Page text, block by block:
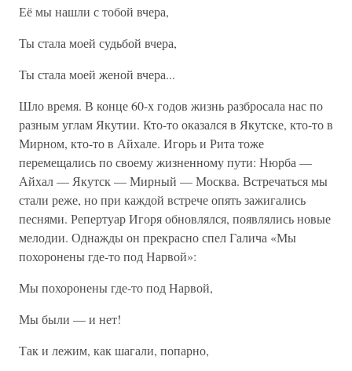
Её мы нашли с тобой вчера,
Ты стала моей судьбой вчера,
Ты стала моей женой вчера...
Шло время. В конце 60-х годов жизнь разбросала нас по
разным углам Якутии. Кто-то оказался в Якутске, кто-то в
Мирном, кто-то в Айхале. Игорь и Рита тоже
перемещались по своему жизненному пути: Нюрба —
Айхал — Якутск — Мирный — Москва. Встречаться мы
стали реже, но при каждой встрече опять зажигались
песнями. Репертуар Игоря обновлялся, появлялись новые
мелодии. Однажды он прекрасно спел Галича «Мы
похоронены где-то под Нарвой»:
Мы похоронены где-то под Нарвой,
Мы были — и нет!
Так и лежим, как шагали, попарно,